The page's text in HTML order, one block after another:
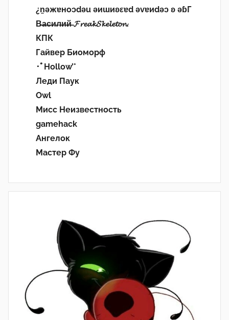
¿n̯ǝжɐноɔdǝu ǝиɯиʚεɐd ǝvɐиdǝɔ ʚ ǝɓГ
В̶а̶с̶и̶л̶и̶й̶ 𝓕𝓻𝓮𝓪𝓴𝓢𝓴𝓮𝓵𝓮𝓽𝓸𝓷.
КПК
Гайвер Биоморф
･ﾟHollow’°
Леди Паук
Owl
Мисс Неизвестность
gamehack
Ангелок
Мастер Фу